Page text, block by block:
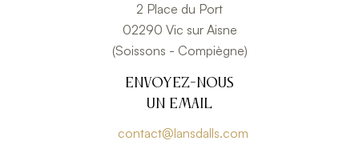
2 Place du Port
02290 Vic sur Aisne
(Soissons - Compiègne)
Envoyez-nous
un email
contact@lansdalls.com